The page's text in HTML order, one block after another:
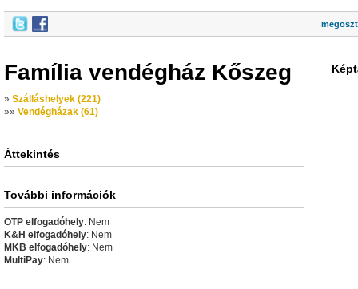
Família vendégház Kőszeg
» Szálláshelyek (221)
»» Vendégházak (61)
Áttekintés
További információk
OTP elfogadóhely: Nem
K&H elfogadóhely: Nem
MKB elfogadóhely: Nem
MultiPay: Nem